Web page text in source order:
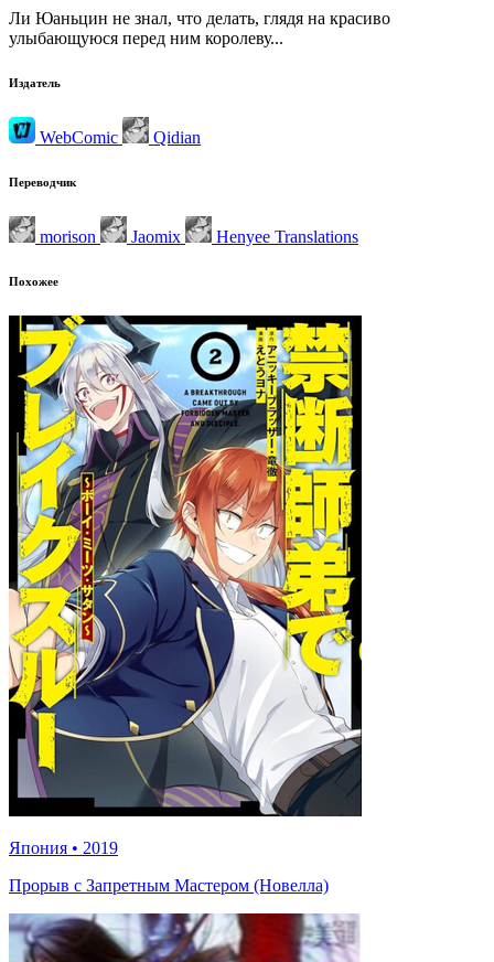
Ли Юаньцин не знал, что делать, глядя на красиво
улыбающуюся перед ним королеву...
Издатель
WebComic Qidian
Переводчик
morison Jaomix Henyee Translations
Похожее
Япония • 2019
Прорыв с Запретным Мастером (Новелла)